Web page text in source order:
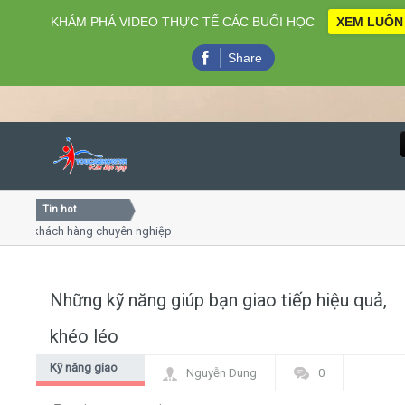
Close
Home
Tin hot
hàng chuyên nghiệp
Những kỹ năng giúp bạn giao tiếp hiệu quả,
khéo léo
Kỹ năng giao
Nguyễn Dung 0
KHÁM PHÁ VIDEO THỰC TẾ CÁC BUỔI HỌC XEM LUÔN
Share